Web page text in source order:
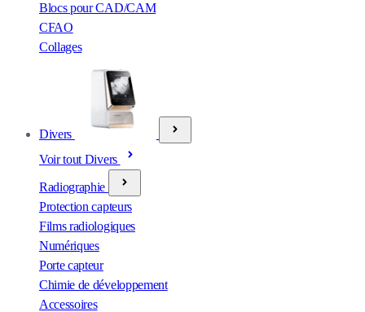
Blocs pour CAD/CAM
CFAO
Collages
Divers
Voir tout Divers
Radiographie
Protection capteurs
Films radiologiques
Numériques
Porte capteur
Chimie de développement
Accessoires